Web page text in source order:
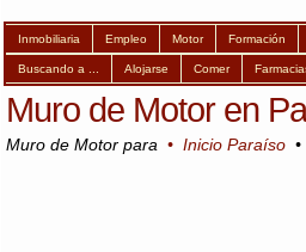
Inmobiliaria Empleo Motor Formación
Buscando a ... Alojarse Comer
Muro de Motor en
Muro de Motor para • Inicio Paraíso